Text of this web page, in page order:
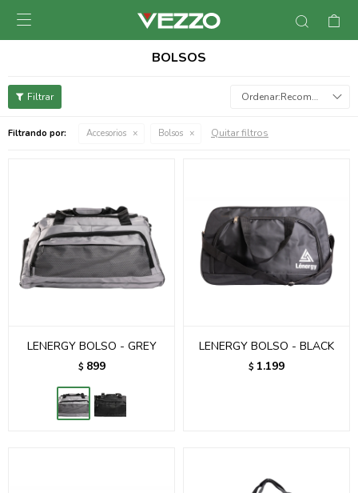

BOLSOS
Recomendados
Filtrando por: Accesorios Bolsos Quitar filtros
LENERGY BOLSO - GREY
$ 899
LENERGY BOLSO - BLACK
$ 1.199